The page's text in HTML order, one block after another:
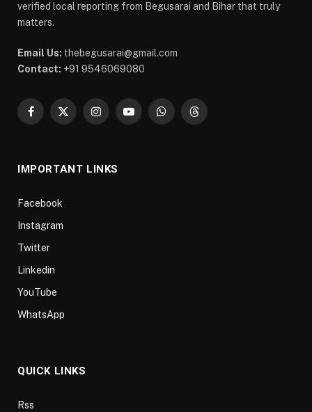
verified local reporting from Begusarai and Bihar that truly
matters.
Email Us: thebegusarai@gmail.com
Contact: +91 9546069080
Facebook
X
InstagramYouTubeWhatsAppThreads
IMPORTANT LINKS
Facebook
Instagram
Twitter
Linkedin
YouTube
WhatsApp
QUICK LINKS
Rss